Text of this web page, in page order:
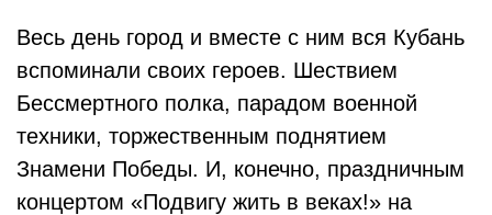
Весь день город и вместе с ним вся Кубань
вспоминали своих героев. Шествием
Бессмертного полка, парадом военной
техники, торжественным поднятием
Знамени Победы. И, конечно, праздничным
концертом «Подвигу жить в веках!» на